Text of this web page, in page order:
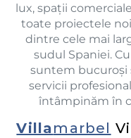
lux, spații
toate proiectele
dintre cele mai
sudul Spaniei.
suntem bucuroși
servicii
întâmpinăm în
Villamarbel